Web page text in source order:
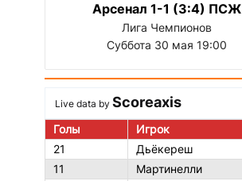
Арсенал 1-1 (3:4) ПСЖ
Лига Чемпионов
Суббота 30 мая 19:00
Live data by Scoreaxis
Голы
Игрок
21
Дьёкереш
11
Мартинелли